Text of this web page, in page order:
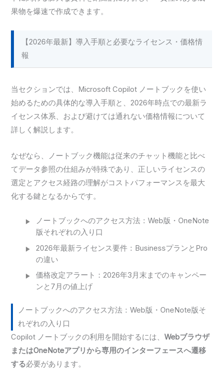
果物を爆速で作成できます。
【2026年最新】導入手順と必要なライセンス・価格情
報
当セクションでは、Microsoft Copilot ノートブックを使い
始めるための具体的な導入手順と、2026年時点での最新ラ
イセンス体系、および避けては通れない価格情報について
詳しく解説します。
なぜなら、ノートブック機能は従来のチャット機能と比べ
てデータ参照の仕組みが特殊であり、正しいライセンスの
選定とアクセス経路の理解がコストパフォーマンスを最大
化する鍵となるからです。
ノートブックへのアクセス方法：Web版・OneNote
版それぞれの入り口
2026年最新ライセンス要件：BusinessプランとPro
の違い
価格改定アラート：2026年3月末までのキャンペー
ンと7月の値上げ
ノートブックへのアクセス方法：Web版・OneNote版そ
れぞれの入り口
Copilot ノートブックの利用を開始するには、Webブラウザ
またはOneNoteアプリから専用のインターフェースへ遷移
する必要があります。